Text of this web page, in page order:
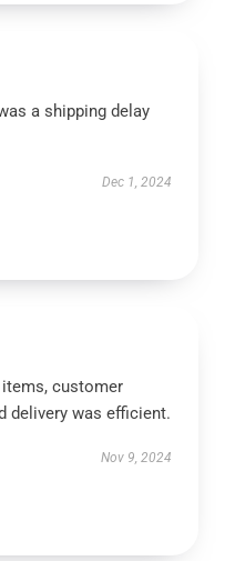
a shipping delay
Dec 1, 2024
customer
delivery was efficient.
Nov 9, 2024